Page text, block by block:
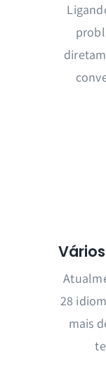
28
mais
de IA
Ligue
telefone